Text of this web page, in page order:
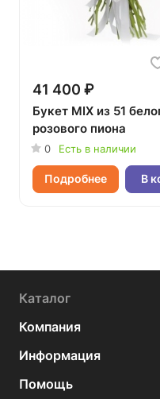
41 400 ₽
Букет MIX из 51
розового пиона
0 Есть в наличии
Подробнее В
Каталог
Компания
Информация
Помощь